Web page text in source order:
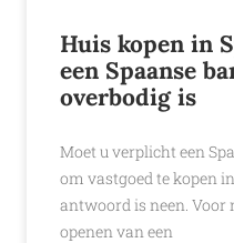
Huis kopen in
een Spaanse
overbodig is
Moet u verplicht een
om vastgoed te kopen
antwoord is neen. Voor
openen van een